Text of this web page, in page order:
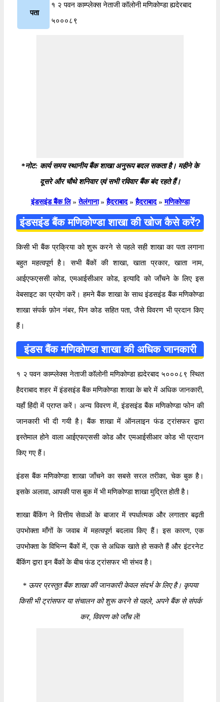
पता
१ २ पवन काम्प्लेक्स नेताजी कॉलोनी मणिकोण्डा ह्यदेरबाद
५०००८९
*नोट: कार्य समय स्थानीय बैंक शाखा अनुरूप बदल सकता है। महीने के
दूसरे और चौथे शनिवार एवं सभी रविवार बैंक बंद रहते हैं।
इंडसइंड बैंक लि » तेलंगाना » हैदराबाद » हैदराबाद » मणिकोण्डा
इंडसइंड बैंक मणिकोण्डा शाखा की खोज कैसे करें?
किसी भी बैंक प्रक्रिया को शुरू करने से पहले सही शाखा का पता लगाना
बहुत महत्वपूर्ण है। सभी बैंकों की शाखा, खाता प्रकार, खाता नाम,
आईएफएससी कोड, एमआईसीआर कोड, इत्यादि को जाँचने के लिए इस
वेबसाइट का प्रयोग करें। हमने बैंक शाखा के साथ इंडसइंड बैंक मणिकोण्डा
शाखा संपर्क फ़ोन नंबर, पिन कोड सहित पता, जैसे विवरण भी प्रदान किए
हैं।
इंडस बैंक मणिकोण्डा शाखा की अधिक जानकारी
१ २ पवन काम्प्लेक्स नेताजी कॉलोनी मणिकोण्डा ह्यदेरबाद ५०००८९ स्थित
हैदराबाद शहर में इंडसइंड बैंक मणिकोण्डा शाखा के बारे में अधिक जानकारी,
यहाँ हिंदी में प्राप्त करें। अन्य विवरण में, इंडसइंड बैंक मणिकोण्डा फोन की
जानकारी भी दी गयी है। बैंक शाखा में ऑनलाइन फंड ट्रांसफर द्वारा
इस्तेमाल होने वाला आईएफएससी कोड और एमआईसीआर कोड भी प्रदान
किए गए हैं।
इंडस बैंक मणिकोण्डा शाखा जाँचने का सबसे सरल तरीका, चेक बुक है।
इसके अलावा, आपकी पास बुक में भी मणिकोण्डा शाखा मुद्रित होती है।
शाखा बैंकिंग ने वित्तीय सेवाओं के बाजार में स्पर्धात्मक और लगातार बढ़ती
उपभोक्ता माँगों के जवाब में महत्वपूर्ण बदलाव किए हैं। इस कारण, एक
उपभोक्ता के विभिन्न बैंकों में, एक से अधिक खाते हो सकते हैं और इंटरनेट
बैंकिंग द्वारा इन बैंकों के बीच फंड ट्रांसफर भी संभव है।
*ऊपर प्रस्तुत बैंक शाखा की जानकारी केवल संदर्भ के लिए है। कृपया
किसी भी ट्रांसफर या संचालन को शुरू करने से पहले, अपने बैंक से संपर्क
कर, विवरण को जाँच लें!